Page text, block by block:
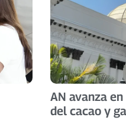
AN avanza
del cacao y